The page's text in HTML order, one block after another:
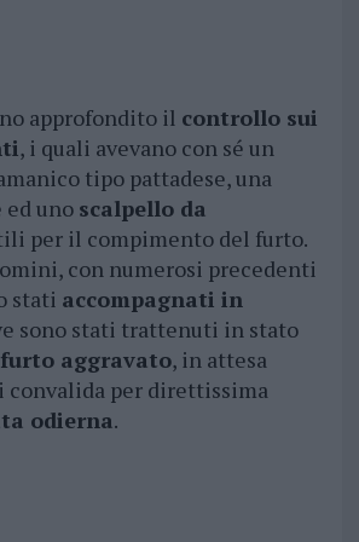
approfondito il controllo sui
, i quali avevano con sé un
tipo pattadese, una
uno scalpello da
per il compimento del furto.
con numerosi precedenti
stati accompagnati in
sono stati trattenuti in stato
furto aggravato, in attesa
convalida per direttissima
odierna.